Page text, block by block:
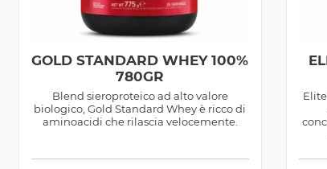
GOLD STANDARD WHEY 100%
780GR
Blend sieroproteico ad alto valore
biologico, Gold Standard Whey è ricco di
aminoacidi che rilascia velocemente.